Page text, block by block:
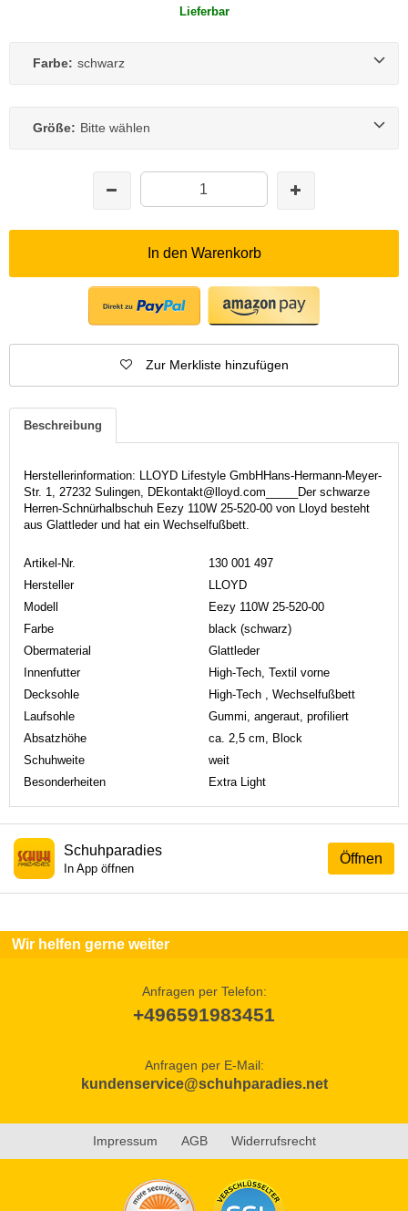
Lieferbar
Farbe: schwarz
Größe: Bitte wählen
In den Warenkorb
Zur Merkliste hinzufügen
Beschreibung
Herstellerinformation: LLOYD Lifestyle GmbHHans-Hermann-Meyer-
Str. 1, 27232 Sulingen, DEkontakt@lloyd.com_____Der schwarze
Herren-Schnürhalbschuh Eezy 110W 25-520-00 von Lloyd besteht
aus Glattleder und hat ein Wechselfußbett.
Artikel-Nr.
130 001 497
Hersteller
LLOYD
Modell
Eezy 110W 25-520-00
Farbe
black (schwarz)
Obermaterial
Glattleder
Innenfutter
High-Tech, Textil vorne
Decksohle
High-Tech , Wechselfußbett
Laufsohle
Gummi, angeraut, profiliert
Absatzhöhe
ca. 2,5 cm, Block
Schuhweite
weit
Besonderheiten
Extra Light
Öffnen
Schuhparadies
In App öffnen
Wir helfen gerne weiter
Anfragen per Telefon:
+496591983451
Anfragen per E-Mail:
kundenservice@schuhparadies.net
Impressum AGB Widerrufsrecht